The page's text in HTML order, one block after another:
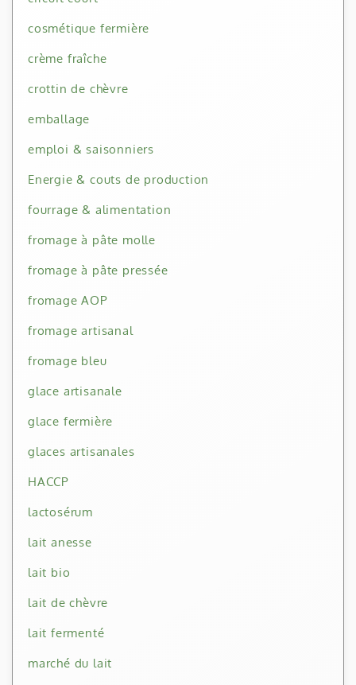
cosmétique fermière
crème fraîche
crottin de chèvre
emballage
emploi & saisonniers
Energie & couts de production
fourrage & alimentation
fromage à pâte molle
fromage à pâte pressée
fromage AOP
fromage artisanal
fromage bleu
glace artisanale
glace fermière
glaces artisanales
HACCP
lactosérum
lait anesse
lait bio
lait de chèvre
lait fermenté
marché du lait